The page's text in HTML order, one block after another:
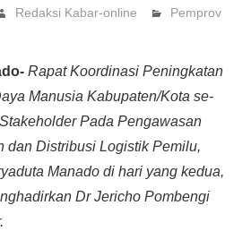
Redaksi Kabar-online
Pemprov
Rapat Koordinasi Peningkatan
Manusia Kabupaten/Kota se-
Pada Pengawasan
dan Distribusi Logistik Pemilu,
Manado di hari yang kedua,
Dr Jericho Pombengi